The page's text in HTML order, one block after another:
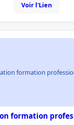
Voir l'Lien
formation
formation